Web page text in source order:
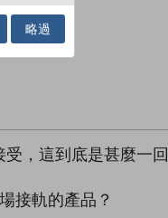
，這到底是甚麼一回
接軌的產品？
略過